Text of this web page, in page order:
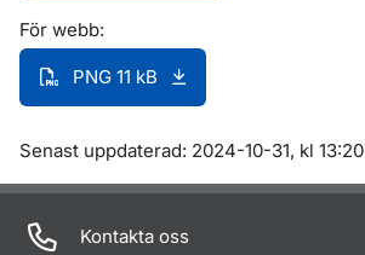
För webb:
PNG 11 kB
Om sidan
Senast uppdaterad: 2024-10-31, kl 13:20
Kontakta oss